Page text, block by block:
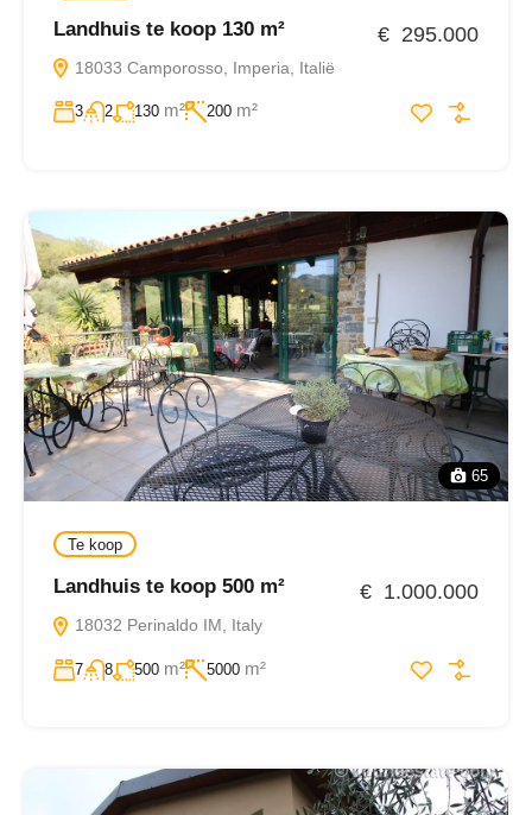
Landhuis te koop 130 m²
18033 Camporosso, Imperia, Italië
€ 295.000
3 2 130 m² 200 m²
65
Te koop
Landhuis te koop 500 m²
18032 Perinaldo IM, Italy
€ 1.000.000
7 8 500 m² 5000 m²